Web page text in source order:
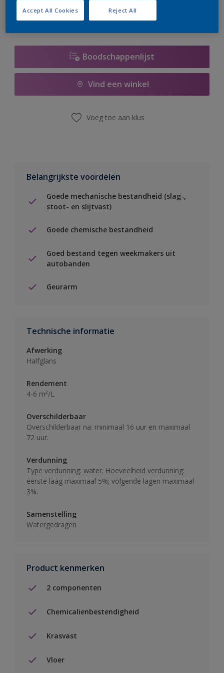
Boodschappenlijst
Vind een winkel
Voeg toe aan klus
Belangrijkste voordelen
Goede mechanische bestandheid (slag-,
stoot- en slijtvast)
Goede chemische bestandheid
Goed bestand tegen weekmakers uit
autobanden
Geurarm
Technische informatie
Afwerking
Halfglans
Rendement
4-6 m²/L
Overschilderbaar
Overschilderbaar na: minimaal 16 uur en maximaal
72 uur.
Verdunning
Type verdunning: water. Hoeveelheid verdunning:
eerste laag maximaal 5%; volgende lagen maximaal
3%.
Samenstelling
Watergedragen
Product kenmerken
2 componenten
Chemicalienbestendigheid
Krasvast
Vloer
Reject All
Accept All Cookies